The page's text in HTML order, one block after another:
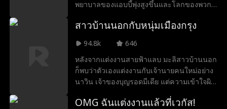
พยาบาลของแอบบี้พุ่งสูงขึ้นและโลกของพวก
กับมาดามเอ็กซ์ เจ้าของบริการเพื่อนเที่ยวที่
หน้ากับ Nathan Reed ซีอีโอมหาเศรษฐีที่มี
เดิมพันสูง เพื่อช่วยชีวิตน้องสาวของเธอ เอมี
เลีย ฮาร์ตต้องสละชีวิต เธอต้องแต่งงานกับนา
ธาน รีด และให้กำเนิดลูกกับเขา!
สาวบ้านนอกกับหนุ่มเมืองกรุง
94.8k
646
หลังจากแต่งงานสายฟ้าแลบ มะลิสาวบ้านนอก
ก็พบว่าตัวเองแต่งงานกับเจ้านายคนใหม่อย่าง
นาวิน เจ้าของบุญรอดมีเดีย แต่ความเข้าใจผิด
กย อาจทำลายความสัมพันธ์ก่อนที่ทั้งคู่ ก่อนที่
OMG ฉันแต่งงานแล้วที่เวกัส!